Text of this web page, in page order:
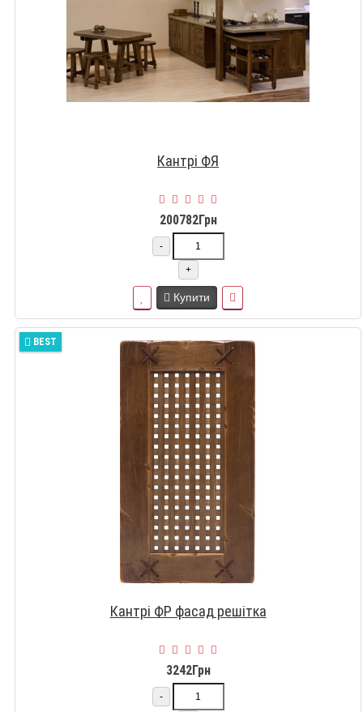
Кантрі ФЯ
200782Грн
-
+
Купити
BEST
Кантрі ФР фасад решітка
3242Грн
-